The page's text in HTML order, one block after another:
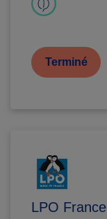
Terminé
LPO France